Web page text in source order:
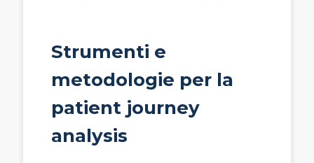
Strumenti e
metodologie per la
patient journey
analysis